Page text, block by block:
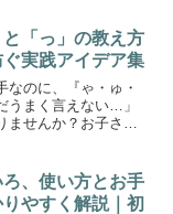
法を知っていれば、
けで柔...
と「っ」の教え方
ぐ実践アイデア集
なのに、『ゃ・ゅ・
うまく言えない…」
せんか？お子さん
もありますよね。で
たらいいの...
、使い方とお手
やすく解説｜初